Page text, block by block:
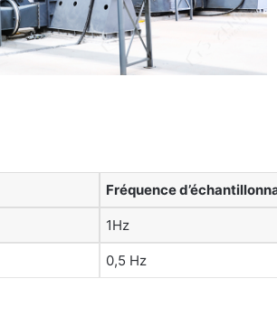
Fréquence
1Hz
0,5 Hz